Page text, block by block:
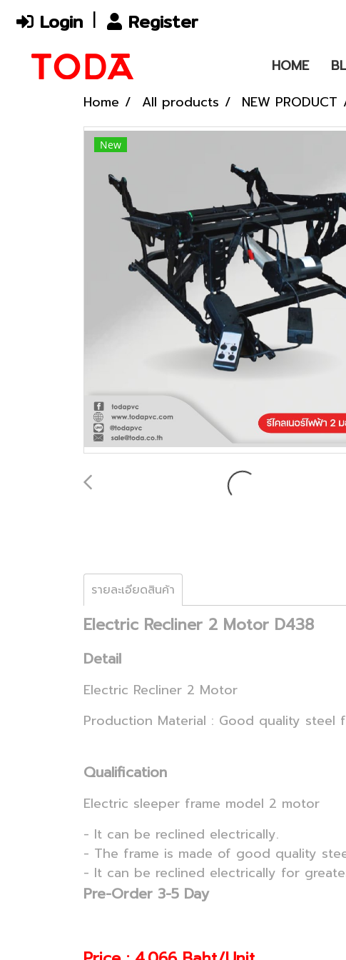
Login Register
HOME
Home
All products NEW PRODUCT
New
รายละเอียดสินค้า
Electric Recliner 2 Motor D438
Detail
Electric Recliner 2 Motor
Production Material : Good quality steel
Qualification
Electric sleeper frame model 2 motor
- It can be reclined electrically.
- The frame is made of good quality
- It can be reclined electrically for
Pre-Order 3-5 Day